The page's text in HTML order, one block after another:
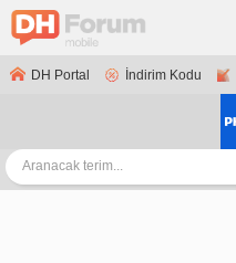
DH Portal İndirim Kodu